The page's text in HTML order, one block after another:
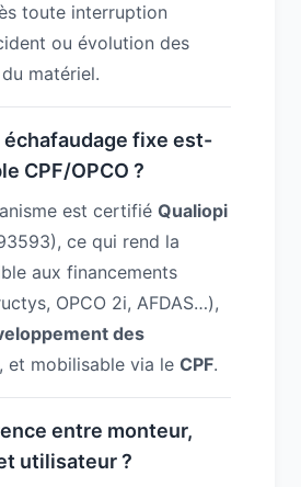
toute interruption
ou évolution des
matériel.
échafaudage fixe est-
CPF/OPCO ?
est certifié Qualiopi
ce qui rend la
aux financements
OPCO 2i, AFDAS…),
des
, et mobilisable via le CPF.
entre monteur,
utilisateur ?